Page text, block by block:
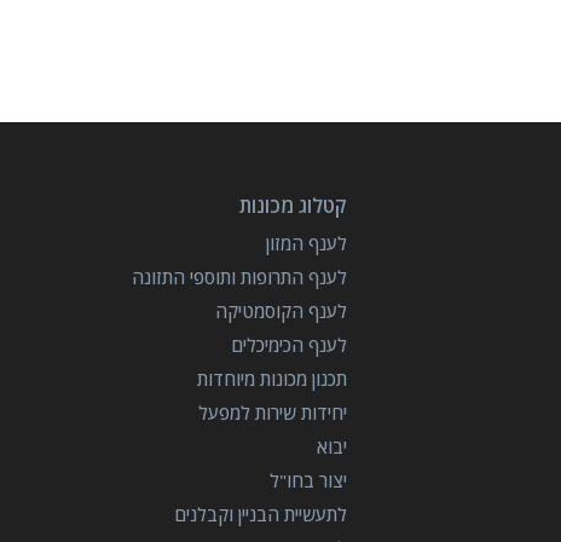
קטלוג מכונות
לענף המזון
לענף התרופות ותוספי התזונה
לענף הקוסמטיקה
לענף הכימיכלים
תכנון מכונות מיוחדות
יחידות שירות למפעל
יבוא
יצור בחו"ל
לתעשיית הבניין וקבלנים